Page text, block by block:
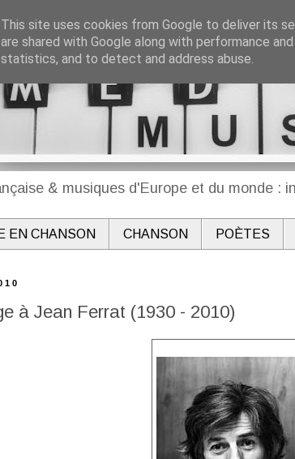
& musiques d'Europe et du monde :
EN CHANSON CHANSON POÈTES
à Jean Ferrat (1930 - 2010)
This site uses cookies from Google to deliver its
are shared with Google along with performance
statistics, and to detect and address abuse.